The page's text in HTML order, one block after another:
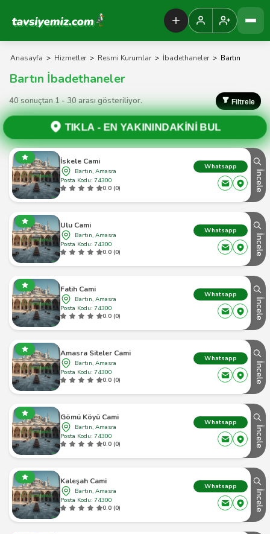
Tavsiyemiz Anasayfa
Anasayfa > Hizmetler > Resmi Kurumlar > İbadethaneler > Bartın
Bartın İbadethaneler
40 sonuçtan 1 - 30 arası gösteriliyor. Filtrele
TIKLA -EN YAKININDAKİNİ BUL
İskele Cami
Bartın, Amasra
Posta Kodu: 74300
0.0 (0)
Whatsapp
İncele
Ulu Cami
Bartın, Amasra
Posta Kodu: 74300
0.0 (0)
Whatsapp
İncele
Fatih Cami
Bartın, Amasra
Posta Kodu: 74300
0.0 (0)
Whatsapp
İncele
Amasra Siteler Cami
Bartın, Amasra
Posta Kodu: 74300
0.0 (0)
Whatsapp
İncele
Gömü Köyü Cami
Bartın, Amasra
Posta Kodu: 74300
0.0 (0)
Whatsapp
İncele
Kaleşah Cami
Bartın, Amasra
Posta Kodu: 74300
0.0 (0)
Whatsapp
İncele